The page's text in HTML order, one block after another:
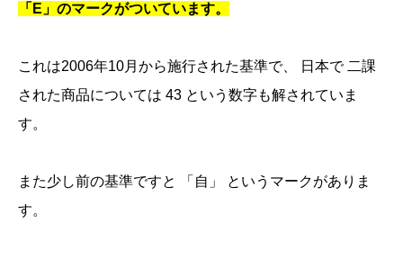
「E」のマークがついています。
これは2006年10月から施行された基準で、 日本で 二課
された商品については 43 という数字も解されていま
す。
また少し前の基準ですと 「自」 というマークがありま
す。